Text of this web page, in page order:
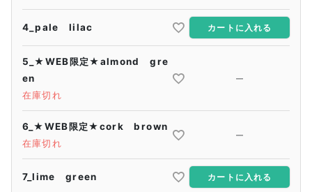
4_pale lilac カートに入れる
5_★WEB限定★almond gre
en
在庫切れ
—
6_★WEB限定★cork brown
在庫切れ
—
7_lime green カートに入れる